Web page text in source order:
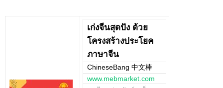
เก่งจีนสุดปัง ด้วย
โครงสร้างประโยค
ภาษาจีน
ChineseBang 中文棒
www.mebmarket.com